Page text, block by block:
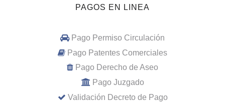
PAGOS EN LINEA
Pago Permiso Circulación
Pago Patentes Comerciales
Pago Derecho de Aseo
Pago Juzgado
Validación Decreto de Pago